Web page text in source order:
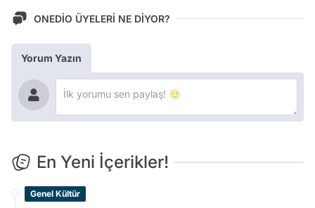
ONEDİO ÜYELERİ NE DİYOR?
Yorum Yazın
En Yeni İçerikler!
Genel Kültür